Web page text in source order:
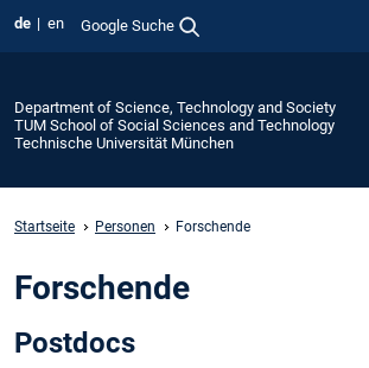
de en Google Suche
Department of Science, Technology and Society
TUM School of Social Sciences and Technology
Technische Universität München
Startseite Personen Forschende
Forschende
Postdocs